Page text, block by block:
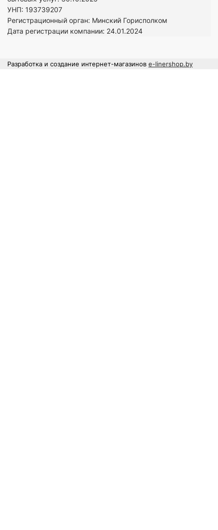
УНП: 193739207
Регистрационный орган: Минский Горисполком
Дата регистрации компании: 24.01.2024
Разработка и создание интернет-магазинов e-linershop.by